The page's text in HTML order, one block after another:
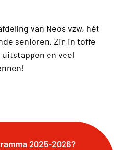
van Neos vzw, hét
senioren. Zin in toffe
en veel
2025-2026?